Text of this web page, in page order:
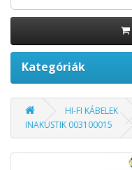
Kategóriák
HI-FI KÁBELEK
INAKUSTIK 003100015